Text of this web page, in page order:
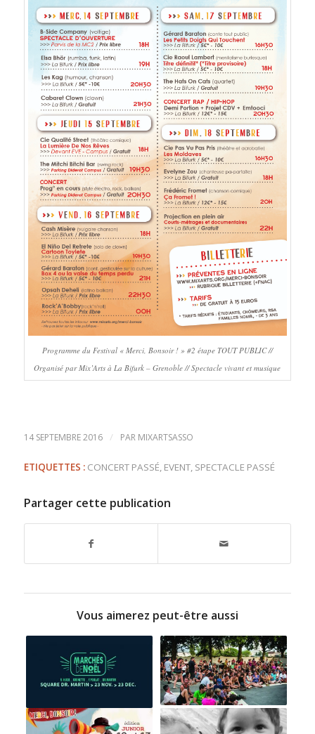
Programme du Festival « Merci, Bonsoir ! » #2 étape TOUT PUBLIC //
Organisé par Mix’Arts à La Bifurk – Grenoble // Spectacle vivant et musique
14 SEPTEMBRE 2016 / PAR MIXARTSASSO
ETIQUETTES : CONCERT PASSÉ, EVENT, SPECTACLE PASSÉ
Partager cette publication
Vous aimerez peut-être aussi